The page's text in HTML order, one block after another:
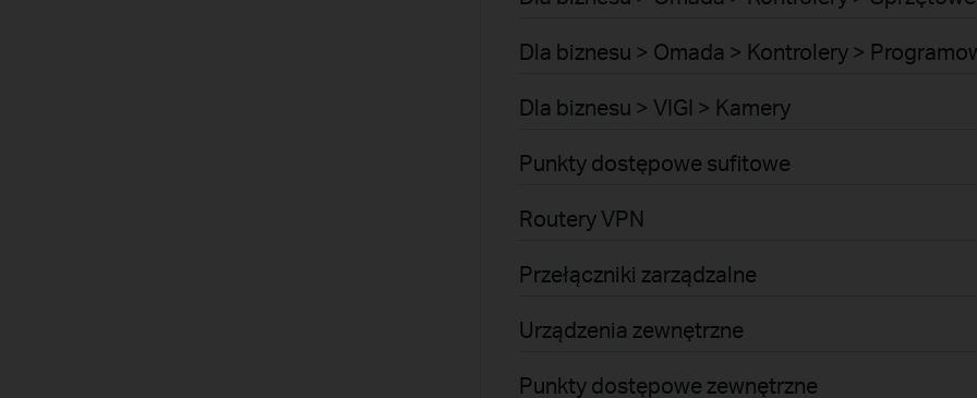
Dla biznesu > Omada > Kontrolery >
Dla biznesu > VIGI > Kamery
Punkty dostępowe sufitowe
Routery VPN
Przełączniki zarządzalne
Urządzenia zewnętrzne
Punkty dostępowe zewnętrzne